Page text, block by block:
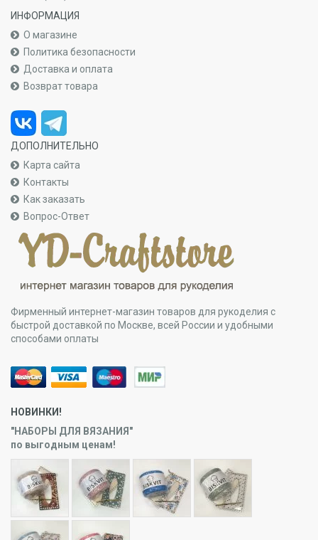
ИНФОРМАЦИЯ
О магазине
Политика безопасности
Доставка и оплата
Возврат товара
ДОПОЛНИТЕЛЬНО
Карта сайта
Контакты
Как заказать
Вопрос-Ответ
Фирменный интернет-магазин товаров для рукоделия с
быстрой доставкой по Москве, всей России и удобными
способами оплаты
НОВИНКИ!
"НАБОРЫ ДЛЯ ВЯЗАНИЯ"
по выгодным ценам!